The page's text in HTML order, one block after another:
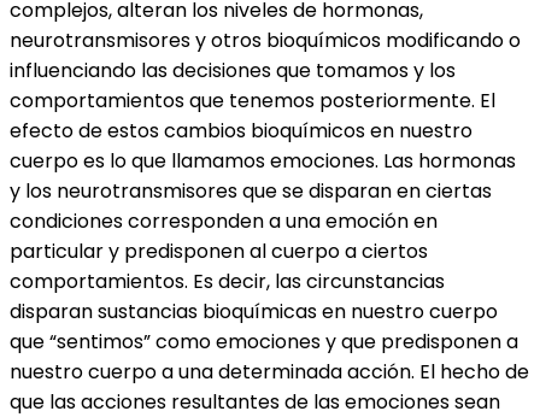
complejos, alteran los niveles de hormonas,
neurotransmisores y otros bioquímicos modificando o
influenciando las decisiones que tomamos y los
comportamientos que tenemos posteriormente. El
efecto de estos cambios bioquímicos en nuestro
cuerpo es lo que llamamos emociones. Las hormonas
y los neurotransmisores que se disparan en ciertas
condiciones corresponden a una emoción en
particular y predisponen al cuerpo a ciertos
comportamientos. Es decir, las circunstancias
disparan sustancias bioquímicas en nuestro cuerpo
que “sentimos” como emociones y que predisponen a
nuestro cuerpo a una determinada acción. El hecho de
que las acciones resultantes de las emociones sean